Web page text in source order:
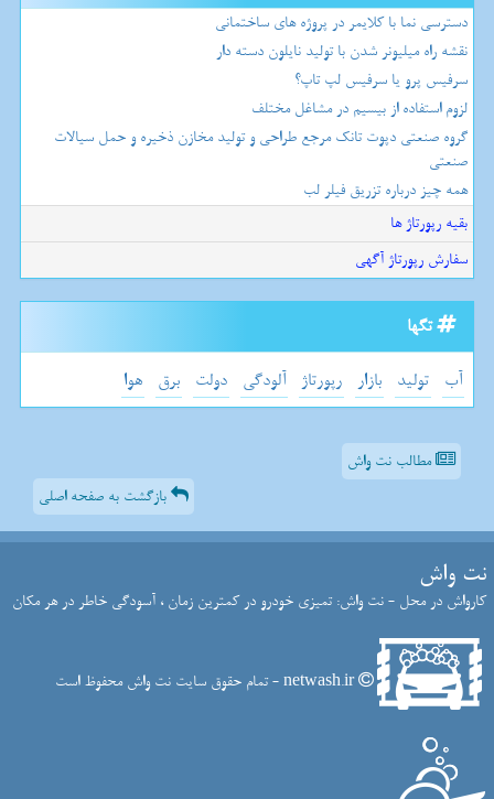
دسترسی نما با کلایمر در پروژه های ساختمانی
نقشه راه میلیونر شدن با تولید نایلون دسته دار
سرفیس پرو یا سرفیس لپ تاپ؟
لزوم استفاده از بیسیم در مشاغل مختلف
گروه صنعتی دپوت تانک مرجع طراحی و تولید مخازن ذخیره و حمل سیالات
صنعتی
همه چیز درباره تزریق فیلر لب
بقیه رپورتاژ ها
سفارش رپورتاژ آگهی
تگها
آب تولید بازار رپورتاژ آلودگی دولت برق هوا
مطالب نت واش
بازگشت به صفحه اصلی
نت واش
کارواش در محل - نت واش: تمیزی خودرو در کمترین زمان ، آسودگی خاطر در هر مکان
netwash.ir - تمام حقوق سایت نت واش محفوظ است